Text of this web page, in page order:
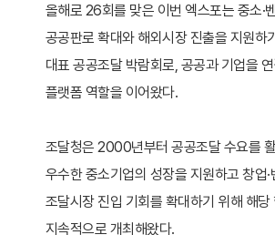
올해로 26회를 맞은 이번 엑스포는 중소·
공공판로 확대와 해외시장 진출을 지원하
대표 공공조달 박람회로, 공공과 기업을
플랫폼 역할을 이어왔다.
조달청은 2000년부터 공공조달 수요를
우수한 중소기업의 성장을 지원하고 창업·
조달시장 진입 기회를 확대하기 위해 해당
지속적으로 개최해왔다.